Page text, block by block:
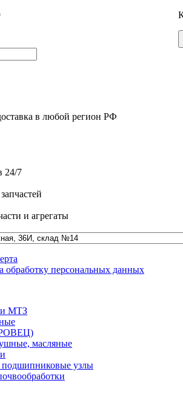
в любой регион РФ
24/7
и агрегаты
обработку персональных данных
МТЗ
масляные
узлы